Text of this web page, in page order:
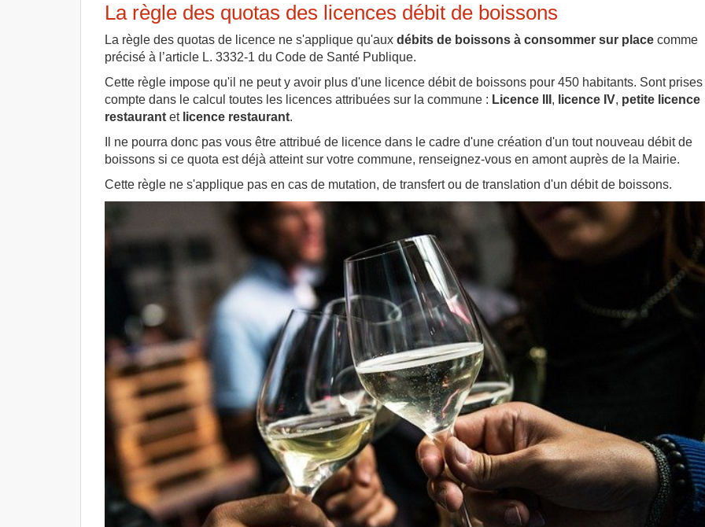
La règle des quotas des licences débit de boissons
La règle des quotas de licence ne s'applique qu'aux débits de boissons à consommer sur place comme
précisé à l’article L. 3332-1 du Code de Santé Publique.
Cette règle impose qu'il ne peut y avoir plus d'une licence débit de boissons pour 450 habitants. Sont prises
compte dans le calcul toutes les licences attribuées sur la commune : Licence III , licence IV, petite licence
restaurant etlicence restaurant.
Il ne pourra donc pas vous être attribué de licence dans le cadre d'une création d'un tout nouveau débit de
boissons si ce quota est déjà atteint sur votre commune, renseignez-vous en amont auprès de la Mairie.
Cette règle ne s'applique pas en cas de mutation, de transfert ou de translation d'un débit de boissons.